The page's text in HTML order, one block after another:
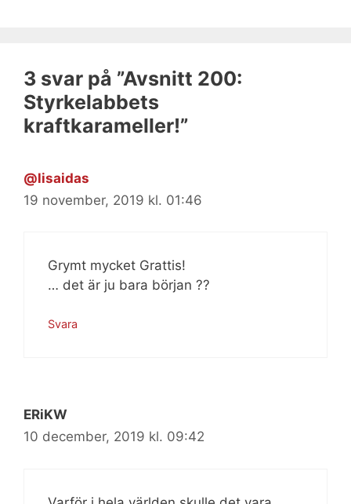
3 svar på ”Avsnitt 200:
Styrkelabbets
kraftkarameller!”
@lisaidas
19 november, 2019 kl. 01:46
Grymt mycket Grattis!
… det är ju bara början ??
Svara
ERiKW
10 december, 2019 kl. 09:42